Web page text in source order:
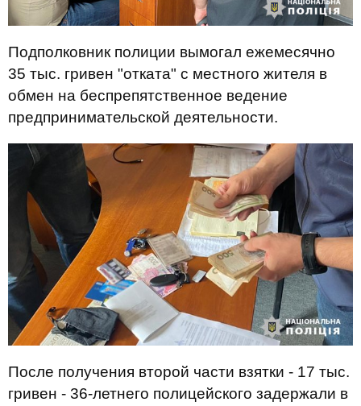
Подполковник полиции вымогал ежемесячно
35 тыс. гривен "отката" с местного жителя в
обмен на беспрепятственное ведение
предпринимательской деятельности.
После получения второй части взятки - 17 тыс.
гривен - 36-летнего полицейского задержали в